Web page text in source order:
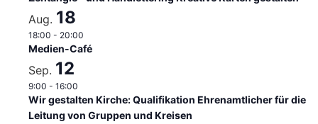
Aug. 18
18:00 - 20:00
Medien-Café
Sep. 12
9:00 - 16:00
Wir gestalten Kirche: Qualifikation Ehrenamtlicher für die
Leitung von Gruppen und Kreisen